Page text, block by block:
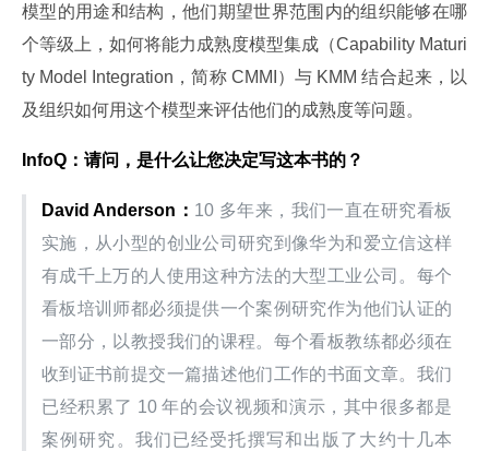
模型的用途和结构，他们期望世界范围内的组织能够在哪
个等级上，如何将能力成熟度模型集成（Capability Maturi
ty Model Integration，简称 CMMI）与 KMM 结合起来，以
及组织如何用这个模型来评估他们的成熟度等问题。
InfoQ：请问，是什么让您决定写这本书的？
David Anderson： 10 多年来，我们一直在研究看板
实施，从小型的创业公司研究到像华为和爱立信这样
有成千上万的人使用这种方法的大型工业公司。每个
看板培训师都必须提供一个案例研究作为他们认证的
一部分，以教授我们的课程。每个看板教练都必须在
收到证书前提交一篇描述他们工作的书面文章。我们
已经积累了 10 年的会议视频和演示，其中很多都是
案例研究。我们已经受托撰写和出版了大约十几本